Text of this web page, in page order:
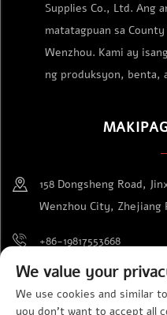
Supplies Co., Ltd. Ang
matatagpuan sa
Wenzhou. Kami ay
ng produksyon, benta,
158 Dongsheng Road,
Wenzhou City, Zhejiang
+86-19817553668
[email protected]
We value your
We use cookies and similar
you don't want to accept all